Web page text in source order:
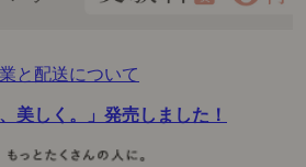
と配送について
美しく。」発売しました！